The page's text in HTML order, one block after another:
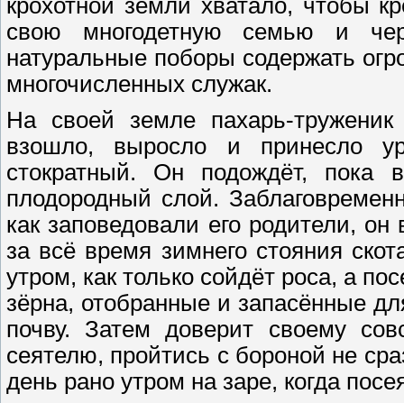
крохотной земли хватало, чтобы
свою многодетную семью и
натуральные поборы содержать
многочисленных служак.
На своей земле пахарь-
взошло, выросло и принесло
стократный. Он подождёт, пока
плодородный слой.
как заповедовали его родители,
за всё время зимнего стояния
утром, как только сойдёт роса, а
зёрна, отобранные и запасённые
почву. Затем доверит своему
сеятелю, пройтись с бороной не
день рано утром на заре, когда